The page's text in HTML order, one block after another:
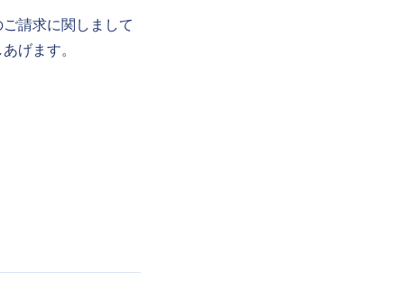
請求に関しまして
げます。